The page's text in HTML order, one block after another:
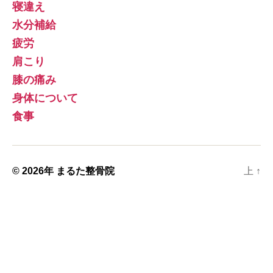
寝違え
水分補給
疲労
肩こり
膝の痛み
身体について
食事
© 2026年 まるた整骨院 上 ↑